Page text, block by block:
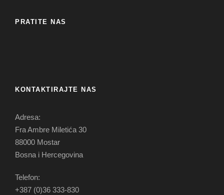
PRATITE NAS
KONTAKTIRAJTE NAS
Adresa:
Fra Ambre Miletića 30
88000 Mostar
Bosna i Hercegovina
Telefon:
+387 (0)36 333-830